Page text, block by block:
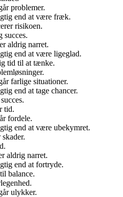
problemer.
end at være fræk.
risikoen.
succes.
aldrig narret.
end at være ligeglad.
tid til at tænke.
farlige situationer.
end at tage chancer.
tid.
fordele.
end at være ubekymret.
aldrig narret.
end at fortryde.
balance.
ulykker.